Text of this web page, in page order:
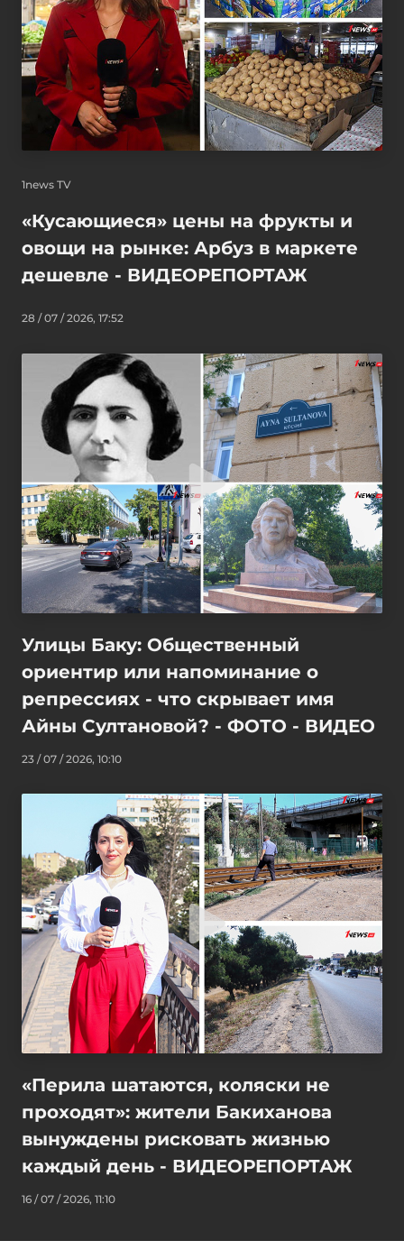
1news TV
«Кусающиеся» цены на фрукты и
овощи на рынке: Арбуз в маркете
дешевле - ВИДЕОРЕПОРТАЖ
28 / 07 / 2026, 17:52
Улицы Баку: Общественный
ориентир или напоминание о
репрессиях - что скрывает имя
Айны Султановой? - ФОТО - ВИДЕО
23 / 07 / 2026, 10:10
«Перила шатаются, коляски не
проходят»: жители Бакиханова
вынуждены рисковать жизнью
каждый день - ВИДЕОРЕПОРТАЖ
16 / 07 / 2026, 11:10